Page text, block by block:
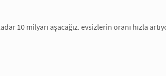
10 milyarı aşacağız. evsizlerin oranı hızla